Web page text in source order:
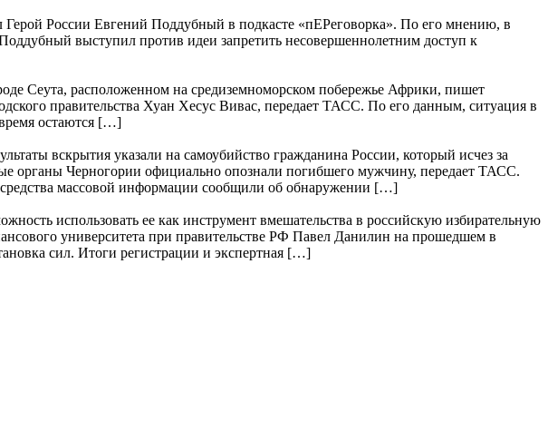
Герой России Евгений Поддубный в подкасте «пЕРеговорка». По его мнению, в
выступил против идеи запретить несовершеннолетним доступ к
Сеута, расположенном на средиземноморском побережье Африки, пишет
правительства Хуан Хесус Вивас, передает ТАСС. По его данным, ситуация в
время остаются […]
вскрытия указали на самоубийство гражданина России, который исчез за
органы Черногории официально опознали погибшего мужчину, передает ТАСС.
массовой информации сообщили об обнаружении […]
использовать ее как инструмент вмешательства в российскую избирательную
университета при правительстве РФ Павел Данилин на прошедшем в
сил. Итоги регистрации и экспертная […]